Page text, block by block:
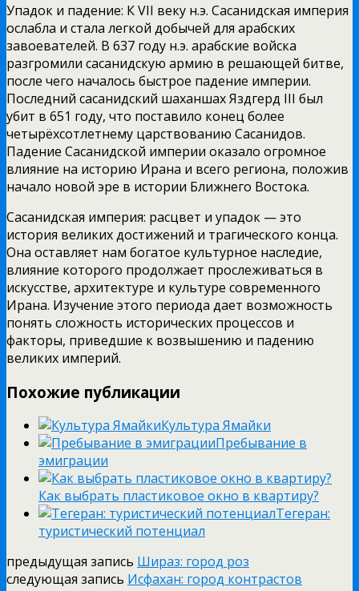
Упадок и падение: К VII веку н.э. Сасанидская империя
ослабла и стала легкой добычей для арабских
завоевателей. В 637 году н.э. арабские войска
разгромили сасанидскую армию в решающей битве,
после чего началось быстрое падение империи.
Последний сасанидский шаханшах Яздгерд III был
убит в 651 году, что поставило конец более
четырёхсотлетнему царствованию Сасанидов.
Падение Сасанидской империи оказало огромное
влияние на историю Ирана и всего региона, положив
начало новой эре в истории Ближнего Востока.
Сасанидская империя: расцвет и упадок — это
история великих достижений и трагического конца.
Она оставляет нам богатое культурное наследие,
влияние которого продолжает прослеживаться в
искусстве, архитектуре и культуре современного
Ирана. Изучение этого периода дает возможность
понять сложность исторических процессов и
факторы, приведшие к возвышению и падению
великих империй.
Похожие публикации
Культура Ямайки
Пребывание в
эмиграции
Как выбрать пластиковое окно в квартиру?
Тегеран:
туристический потенциал
предыдущая запись Шираз: город роз
следующая запись Исфахан: город контрастов